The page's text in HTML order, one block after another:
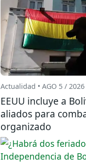
Actualidad • AGO 5 / 2026
EEUU incluye a
aliados para
organizado